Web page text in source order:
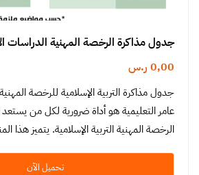
جدول مذاكرة الرخصة المهنية الدراسات
0,00 ر.س
جدول مذاكرة التربية الإسلامية للرخصة
عامر التعليمية هو أداة ضرورية لكل من يستعد
الرخصة المهنية التربية الإسلامية. يتميز هذا
تحميل الآن